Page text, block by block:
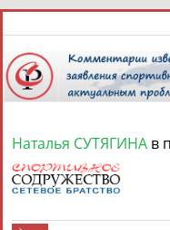
9
СПОРТСМЕНЫ,
Наталья СУТЯГИНА в